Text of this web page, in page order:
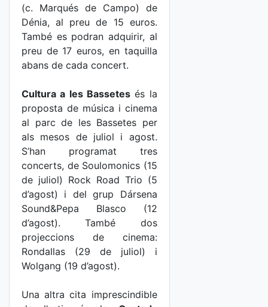
(c. Marqués de Campo) de
Dénia, al preu de 15 euros.
També es podran adquirir, al
preu de 17 euros, en taquilla
abans de cada concert.
Cultura a les Bassetes és la
proposta de música i cinema
al parc de les Bassetes per
als mesos de juliol i agost.
S’han programat tres
concerts, de Soulomonics (15
de juliol) Rock Road Trio (5
d’agost) i del grup Dársena
Sound&Pepa Blasco (12
d’agost). També dos
projeccions de cinema:
Rondallas (29 de juliol) i
Wolgang (19 d’agost).
Una altra cita imprescindible